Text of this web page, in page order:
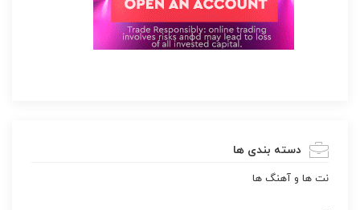
دسته بندی ها
نت ها و آهنگ ها